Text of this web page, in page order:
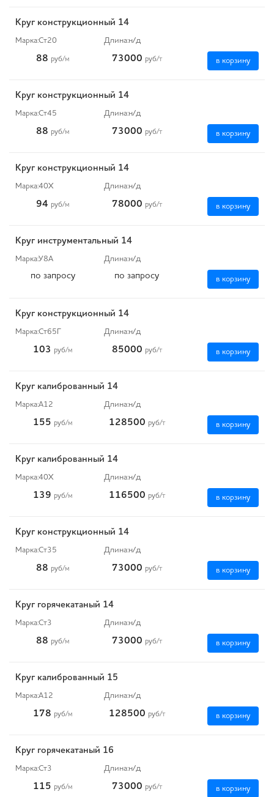
Круг конструкционный 14
Марка:Ст20 Длина:н/д
88 руб/м 73000 руб/т в корзину
Круг конструкционный 14
Марка:Ст45 Длина:н/д
88 руб/м 73000 руб/т в корзину
Круг конструкционный 14
Марка:40Х Длина:н/д
94 руб/м 78000 руб/т в корзину
Круг инструментальный 14
Марка:У8А Длина:н/д
по запросу по запросу в корзину
Круг конструкционный 14
Марка:Ст65Г Длина:н/д
103 руб/м 85000 руб/т в корзину
Круг калиброванный 14
Марка:А12 Длина:н/д
155 руб/м 128500 руб/т в корзину
Круг калиброванный 14
Марка:40Х Длина:н/д
139 руб/м 116500 руб/т в корзину
Круг конструкционный 14
Марка:Ст35 Длина:н/д
88 руб/м 73000 руб/т в корзину
Круг горячекатаный 14
Марка:Ст3 Длина:н/д
88 руб/м 73000 руб/т в корзину
Круг калиброванный 15
Марка:А12 Длина:н/д
178 руб/м 128500 руб/т в корзину
Круг горячекатаный 16
Марка:Ст3 Длина:н/д
115 руб/м 73000 руб/т в корзину